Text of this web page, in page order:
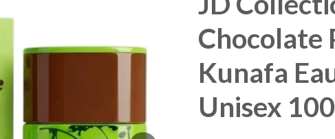
Chocolate
Kunafa
Unisex